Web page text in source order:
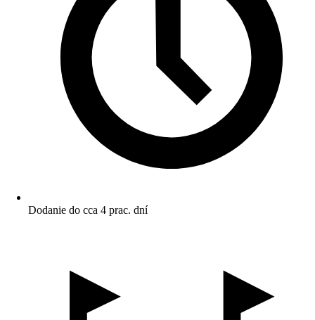
Dodanie do cca 4 prac. dní